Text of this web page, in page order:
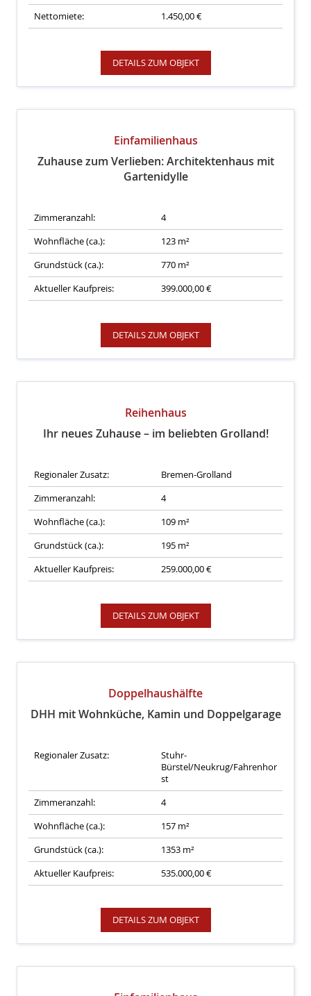
Nettomiete:
1.450,00 €
DETAILS ZUM OBJEKT
Einfamilienhaus
Zuhause zum Verlieben: Architektenhaus mit
Gartenidylle
Zimmeranzahl:
4
Wohnfläche (ca.):
123 m²
Grundstück (ca.):
770 m²
Aktueller Kaufpreis:
399.000,00 €
DETAILS ZUM OBJEKT
Reihenhaus
Ihr neues Zuhause – im beliebten Grolland!
Regionaler Zusatz:
Bremen-Grolland
Zimmeranzahl:
4
Wohnfläche (ca.):
109 m²
Grundstück (ca.):
195 m²
Aktueller Kaufpreis:
259.000,00 €
DETAILS ZUM OBJEKT
Doppelhaushälfte
DHH mit Wohnküche, Kamin und Doppelgarage
Regionaler Zusatz:
Stuhr-
Bürstel/Neukrug/Fahrenhor
st
Zimmeranzahl:
4
Wohnfläche (ca.):
157 m²
Grundstück (ca.):
1353 m²
Aktueller Kaufpreis:
535.000,00 €
DETAILS ZUM OBJEKT